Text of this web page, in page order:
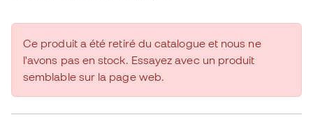
Ce produit a été retiré du catalogue et nous ne
l'avons pas en stock. Essayez avec un produit
semblable sur la page web.